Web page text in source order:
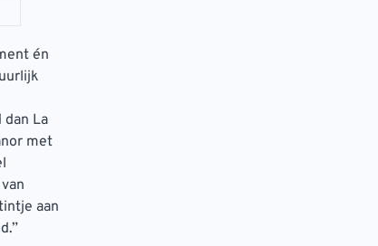
én
La
met
aan